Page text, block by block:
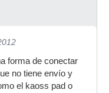
forma de conectar
no tiene envío y
el kaoss pad o